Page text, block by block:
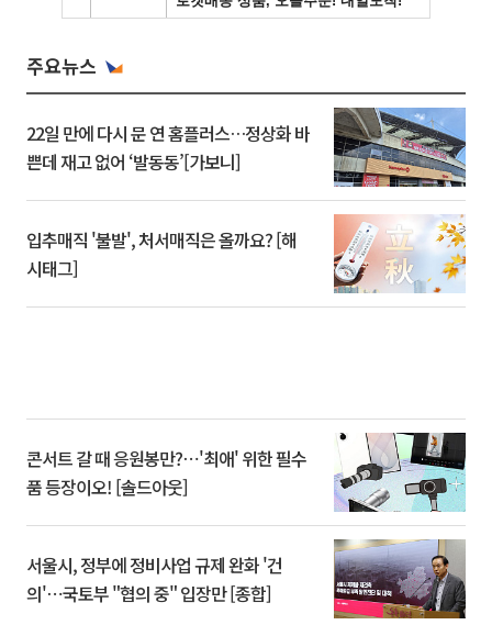
주요뉴스
22일 만에 다시 문 연 홈플러스…정상화 바
쁜데 재고 없어 ‘발동동’[가보니]
입추매직 '불발', 처서매직은 올까요? [해
시태그]
콘서트 갈 때 응원봉만?⋯'최애' 위한 필수
품 등장이오! [솔드아웃]
서울시, 정부에 정비사업 규제 완화 '건
의'⋯국토부 "협의 중" 입장만 [종합]